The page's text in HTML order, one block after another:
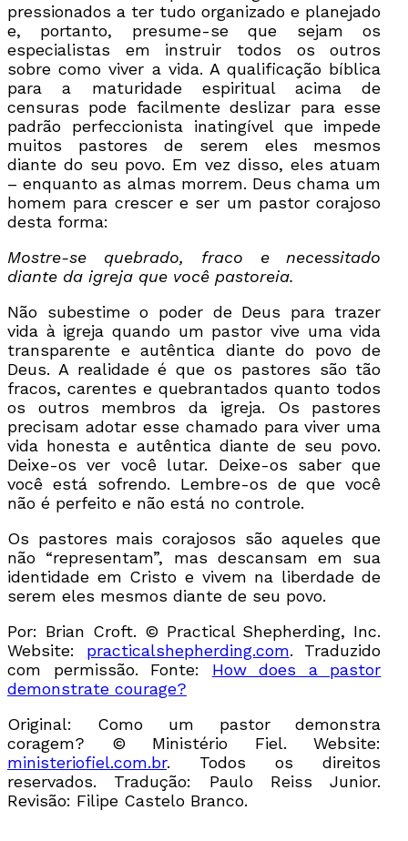
pressionados a ter tudo organizado e planejado
e, portanto, presume-se que sejam os
especialistas em instruir todos os outros
sobre como viver a vida. A qualificação bíblica
para a maturidade espiritual acima de
censuras pode facilmente deslizar para esse
padrão perfeccionista inatingível que impede
muitos pastores de serem eles mesmos
diante do seu povo. Em vez disso, eles atuam
– enquanto as almas morrem. Deus chama um
homem para crescer e ser um pastor corajoso
desta forma:
Mostre-se quebrado, fraco e necessitado
diante da igreja que você pastoreia.
Não subestime o poder de Deus para trazer
vida à igreja quando um pastor vive uma vida
transparente e autêntica diante do povo de
Deus. A realidade é que os pastores são tão
fracos, carentes e quebrantados quanto todos
os outros membros da igreja. Os pastores
precisam adotar esse chamado para viver uma
vida honesta e autêntica diante de seu povo.
Deixe-os ver você lutar. Deixe-os saber que
você está sofrendo. Lembre-os de que você
não é perfeito e não está no controle.
Os pastores mais corajosos são aqueles que
não “representam”, mas descansam em sua
identidade em Cristo e vivem na liberdade de
serem eles mesmos diante de seu povo.
Por: Brian Croft. © Practical Shepherding, Inc.
Website: practicalshepherding.com. Traduzido
com permissão. Fonte: How does a pastor
demonstrate courage?
Original: Como um pastor demonstra
coragem? © Ministério Fiel. Website:
ministeriofiel.com.br. Todos os direitos
reservados. Tradução: Paulo Reiss Junior.
Revisão: Filipe Castelo Branco.